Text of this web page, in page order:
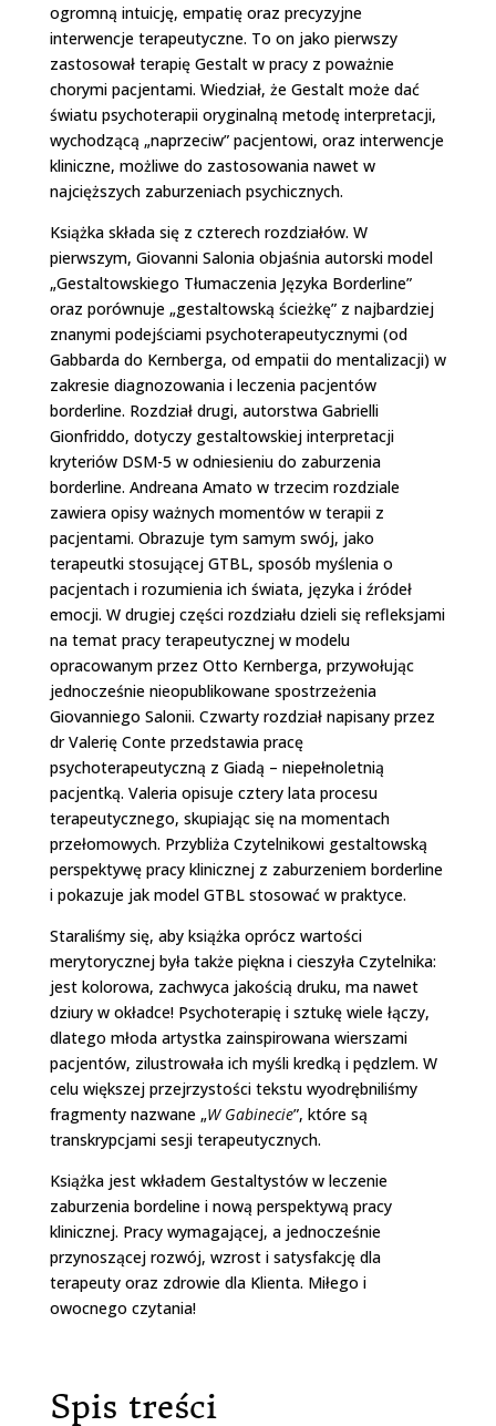
ogromną intuicję, empatię oraz precyzyjne
interwencje terapeutyczne. To on jako pierwszy
zastosował terapię Gestalt w pracy z poważnie
chorymi pacjentami. Wiedział, że Gestalt może dać
światu psychoterapii oryginalną metodę interpretacji,
wychodzącą „naprzeciw” pacjentowi, oraz interwencje
kliniczne, możliwe do zastosowania nawet w
najcięższych zaburzeniach psychicznych.
Książka składa się z czterech rozdziałów. W
pierwszym, Giovanni Salonia objaśnia autorski model
„Gestaltowskiego Tłumaczenia Języka Borderline”
oraz porównuje „gestaltowską ścieżkę” z najbardziej
znanymi podejściami psychoterapeutycznymi (od
Gabbarda do Kernberga, od empatii do mentalizacji) w
zakresie diagnozowania i leczenia pacjentów
borderline. Rozdział drugi, autorstwa Gabrielli
Gionfriddo, dotyczy gestaltowskiej interpretacji
kryteriów DSM-5 w odniesieniu do zaburzenia
borderline. Andreana Amato w trzecim rozdziale
zawiera opisy ważnych momentów w terapii z
pacjentami. Obrazuje tym samym swój, jako
terapeutki stosującej GTBL, sposób myślenia o
pacjentach i rozumienia ich świata, języka i źródeł
emocji. W drugiej części rozdziału dzieli się refleksjami
na temat pracy terapeutycznej w modelu
opracowanym przez Otto Kernberga, przywołując
jednocześnie nieopublikowane spostrzeżenia
Giovanniego Salonii. Czwarty rozdział napisany przez
dr Valerię Conte przedstawia pracę
psychoterapeutyczną z Giadą – niepełnoletnią
pacjentką. Valeria opisuje cztery lata procesu
terapeutycznego, skupiając się na momentach
przełomowych. Przybliża Czytelnikowi gestaltowską
perspektywę pracy klinicznej z zaburzeniem borderline
i pokazuje jak model GTBL stosować w praktyce.
Staraliśmy się, aby książka oprócz wartości
merytorycznej była także piękna i cieszyła Czytelnika:
jest kolorowa, zachwyca jakością druku, ma nawet
dziury w okładce! Psychoterapię i sztukę wiele łączy,
dlatego młoda artystka zainspirowana wierszami
pacjentów, zilustrowała ich myśli kredką i pędzlem. W
celu większej przejrzystości tekstu wyodrębniliśmy
fragmenty nazwane „W Gabinecie”, które są
transkrypcjami sesji terapeutycznych.
Książka jest wkładem Gestaltystów w leczenie
zaburzenia bordeline i nową perspektywą pracy
klinicznej. Pracy wymagającej, a jednocześnie
przynoszącej rozwój, wzrost i satysfakcję dla
terapeuty oraz zdrowie dla Klienta. Miłego i
owocnego czytania!
Spis treści